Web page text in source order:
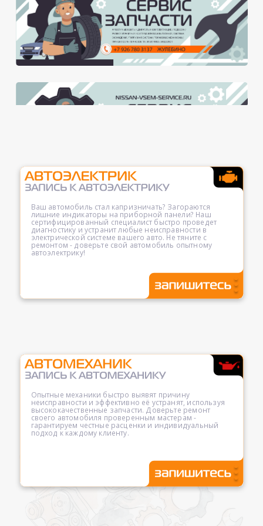
Ваш автомобиль стал капризничать? Загораются
лишние индикаторы на приборной панели? Наш
сертифицированный специалист быстро проведет
диагностику и устранит любые неисправности в
электрической системе вашего авто. Не тяните с
ремонтом - доверьте свой автомобиль опытному
автоэлектрику!
Опытные механики быстро выявят причину
неисправности и эффективно её устранят, используя
высококачественные запчасти. Доверьте ремонт
своего автомобиля проверенным мастерам -
гарантируем честные расценки и индивидуальный
подход к каждому клиенту.